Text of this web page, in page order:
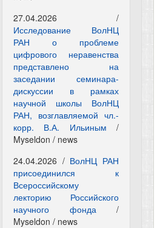
27.04.2026 /
Исследование ВолНЦ
РАН о проблеме
цифрового неравенства
представлено на
заседании семинара-
дискуссии в рамках
научной школы ВолНЦ
РАН, возглавляемой чл.-
корр. В.А. Ильиным /
Myseldon / news
24.04.2026 / ВолНЦ РАН
присоединился к
Всероссийскому
лекторию Российского
научного фонда/
Myseldon / news